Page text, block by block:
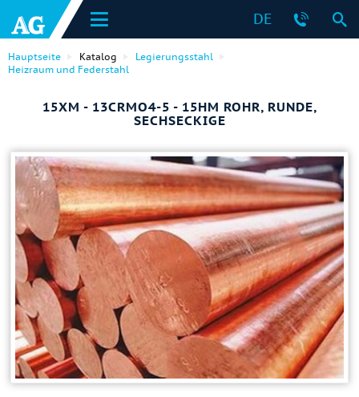
DE
Hauptseite Katalog
Legierungsstahl
Heizraum und Federstahl
15ХМ - 13CRMO4-5 - 15HM ROHR, RUNDE,
SECHSECKIGE